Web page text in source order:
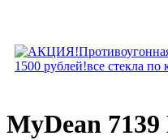
MyDean